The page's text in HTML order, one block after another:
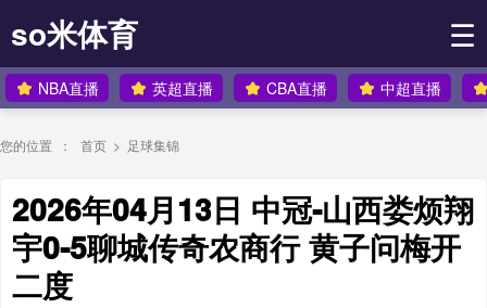
so米体育 ☰
NBA直播 英超直播 CBA直播 中超直播
您的位置 ： 首页 > 足球集锦
2026年04月13日 中冠-山西娄烦翔
宇0-5聊城传奇农商行 黄子问梅开
二度